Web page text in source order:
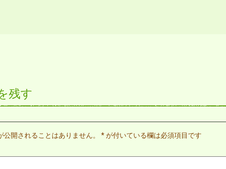
残す
公開されることはありません。 *が付いている欄は必須項目です